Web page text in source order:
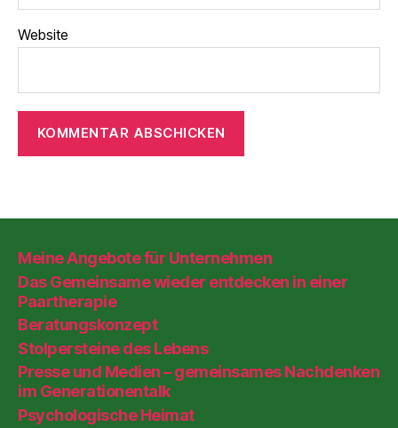
Website
Meine Angebote für Unternehmen
Das Gemeinsame wieder entdecken in einer
Paartherapie
Beratungskonzept
Stolpersteine des Lebens
Presse und Medien – gemeinsames Nachdenken
im Generationentalk
Psychologische Heimat